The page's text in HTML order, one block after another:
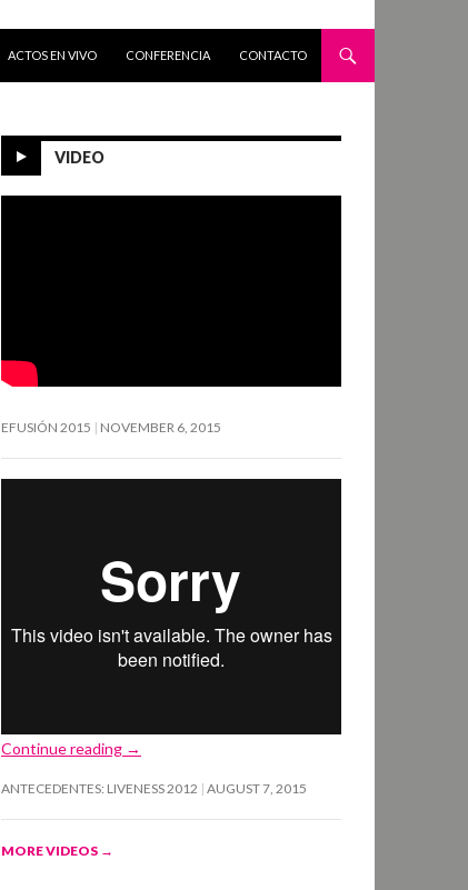
ACTOS EN VIVO CONFERENCIA CONTACTO
VIDEO
EFUSIÓN 2015 NOVEMBER 6, 2015
Continue reading →
ANTECEDENTES: LIVENESS 2012 AUGUST 7, 2015
MORE VIDEOS →